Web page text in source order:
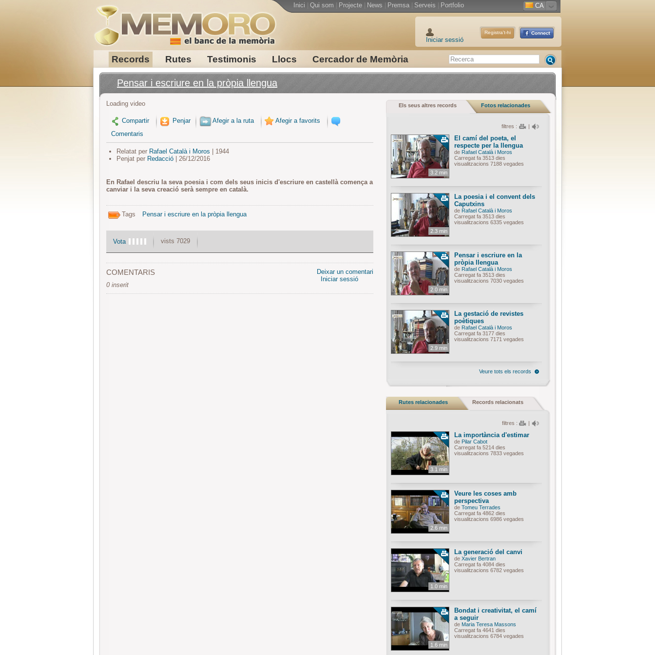
Records Rutes Testimonis Llocs Cercador de Memòria
Inici Qui som Projecte News Premsa Serveis Portfolio CA
Iniciar sessió
Registra't-hi
Pensar i escriure en la pròpia llengua
Loading video
Compartir Penjar Afegir a la ruta
Afegir a favorits
Comentaris
Relatat per Rafael Català i Moros | 1944
Penjat per Redacció| 26/12/2016
En Rafael descriu la seva poesia i com dels seus inicis d'escriure en castellà comença a
canviar i la seva creació serà sempre en català.
Tags Pensar i escriure en la pròpia llengua
Vota vists 7029
COMENTARIS
0 inserit
Deixar un comentari
Iniciar sessió
Els seus altres records Fotos relacionades
filtres : |
3.2 min
El camí del poeta, el
respecte per la llengua
de Rafael Català i Moros
Carregat fa 3513 dies
visualitzacions 7188 vegades
2.3 min
La poesia i el convent dels
Caputxins
de Rafael Català i Moros
Carregat fa 3513 dies
visualitzacions 6335 vegades
2.0 min
Pensar i escriure en la
pròpia llengua
de Rafael Català i Moros
Carregat fa 3513 dies
visualitzacions 7030 vegades
2.9 min
La gestació de revistes
poètiques
de Rafael Català i Moros
Carregat fa 3177 dies
visualitzacions 7171 vegades
Veure tots els records
Rutes relacionades Records relacionats
filtres : |
3.1 min
La importància d'estimar
de Pilar Cabot
Carregat fa 5214 dies
visualitzacions 7833 vegades
2.6 min
Veure les coses amb
perspectiva
de Tomeu Terrades
Carregat fa 4862 dies
visualitzacions 6986 vegades
1.0 min
La generació del canvi
de Xavier Bertran
Carregat fa 4084 dies
visualitzacions 6782 vegades
1.6 min
Bondat i creativitat, el camí
a seguir
de Maria Teresa Massons
Carregat fa 4641 dies
visualitzacions 6784 vegades